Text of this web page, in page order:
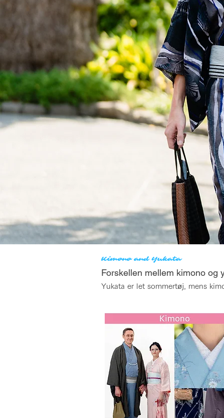
Kimono and Yukata
Forskellen mellem kimono og
Yukata er let sommertøj, mens